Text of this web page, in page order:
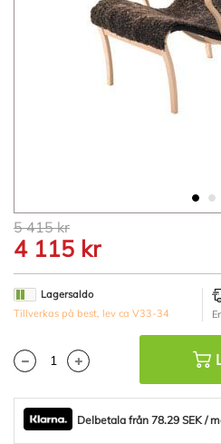
Hoppa
till
början
av
bildgalleriet
5 415 kr
4 115 kr
Lagersaldo
Tillverkas på best, lev ca V33-34
Delbetala från 78.29 SEK /